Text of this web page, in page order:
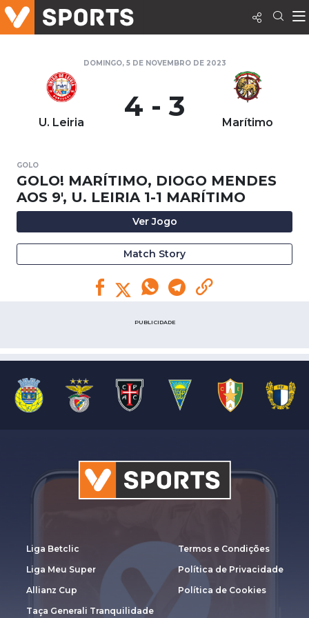
DOMINGO, 5 DE NOVEMBRO DE 2023
U. Leiria 4 - 3 Marítimo
GOLO
GOLO! MARÍTIMO, DIOGO MENDES
AOS 9', U. LEIRIA 1-1 MARÍTIMO
Ver Jogo
Match Story
PUBLICIDADE
Liga Betclic
Liga Meu Super
Allianz Cup
Taça Generali Tranquilidade
Termos e Condições
Política de Privacidade
Política de Cookies